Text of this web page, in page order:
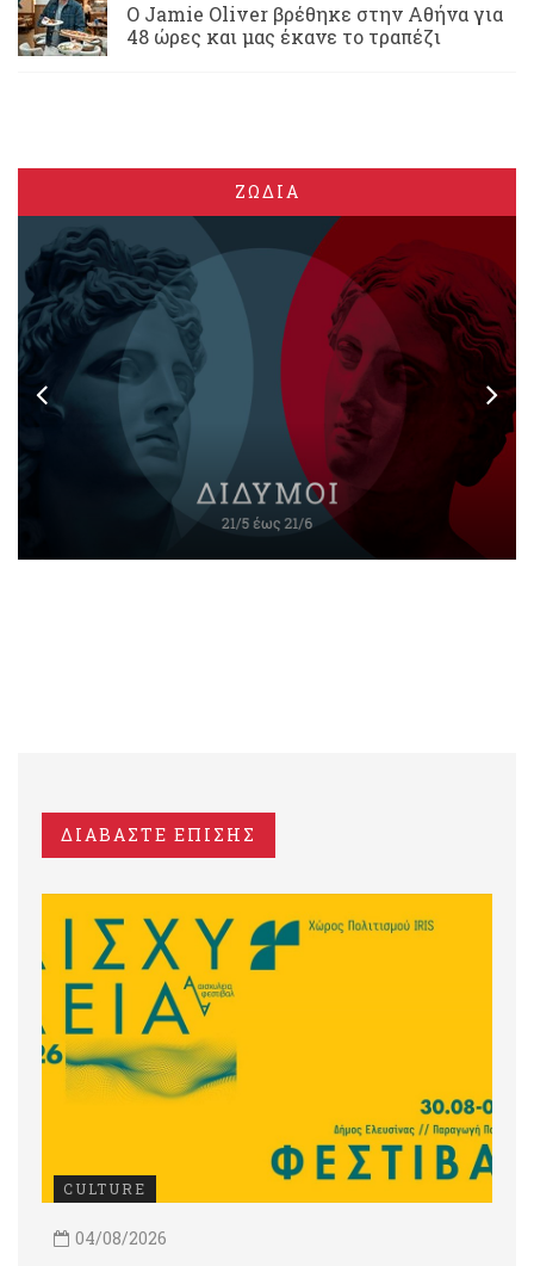
Ο Jamie Oliver βρέθηκε στην Αθήνα για
48 ώρες και μας έκανε το τραπέζι
ΖΩΔΙΑ
ΔΙΑΒΑΣΤΕ ΕΠΙΣΗΣ
CULTURE
04/08/2026